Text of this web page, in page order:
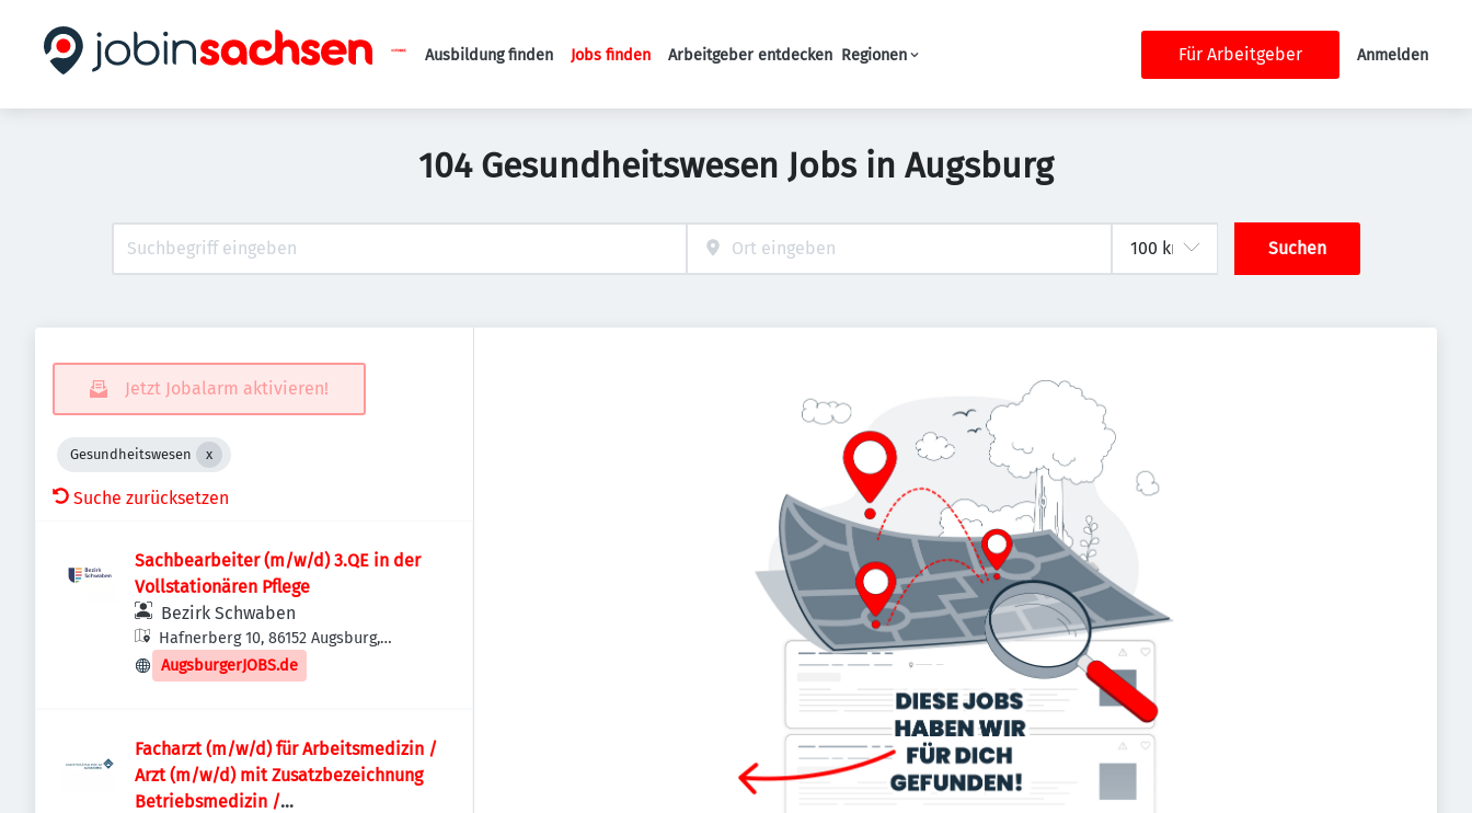
Haupt-Navigation
Ausbildung finden Jobs finden Arbeitgeber entdecken Regionen Für Arbeitgeber Anmelden
104 Gesundheitswesen Jobs in Augsburg
Suchen
Jetzt Jobalarm aktivieren!
Gesundheitswesen
Suche zurücksetzen
Sachbearbeiter (m/w/d) 3.QE in der
Vollstationären Pflege
Bezirk Schwaben
Hafnerberg 10, 86152 Augsburg,
Deutschland
AugsburgerJOBS.de
Facharzt (m/w/d) für Arbeitsmedizin /
Arzt (m/w/d) mit Zusatzbezeichnung
Betriebsmedizin /